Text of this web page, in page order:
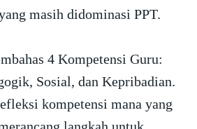
masih didominasi PPT.
4 Kompetensi Guru:
Sosial, dan Kepribadian.
kompetensi mana yang